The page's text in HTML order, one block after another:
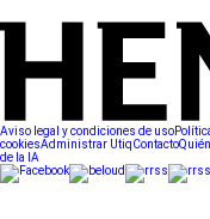
Aviso legal y condiciones de uso
cookiesAdministrar UtiqContacto
de la IA